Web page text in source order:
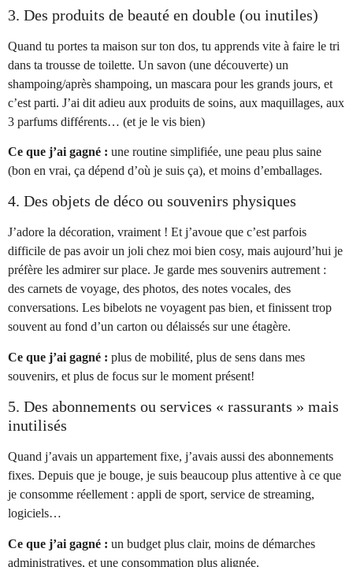
3. Des produits de beauté en double (ou inutiles)
Quand tu portes ta maison sur ton dos, tu apprends vite à faire le tri
dans ta trousse de toilette. Un savon (une découverte) un
shampoing/après shampoing, un mascara pour les grands jours, et
c’est parti. J’ai dit adieu aux produits de soins, aux maquillages, aux
3 parfums différents… (et je le vis bien)
Ce que j’ai gagné : une routine simplifiée, une peau plus saine
(bon en vrai, ça dépend d’où je suis ça), et moins d’emballages.
4. Des objets de déco ou souvenirs physiques
J’adore la décoration, vraiment ! Et j’avoue que c’est parfois
difficile de pas avoir un joli chez moi bien cosy, mais aujourd’hui je
préfère les admirer sur place. Je garde mes souvenirs autrement :
des carnets de voyage, des photos, des notes vocales, des
conversations. Les bibelots ne voyagent pas bien, et finissent trop
souvent au fond d’un carton ou délaissés sur une étagère.
Ce que j’ai gagné : plus de mobilité, plus de sens dans mes
souvenirs, et plus de focus sur le moment présent!
5. Des abonnements ou services « rassurants » mais
inutilisés
Quand j’avais un appartement fixe, j’avais aussi des abonnements
fixes. Depuis que je bouge, je suis beaucoup plus attentive à ce que
je consomme réellement : appli de sport, service de streaming,
logiciels…
Ce que j’ai gagné : un budget plus clair, moins de démarches
administratives, et une consommation plus alignée.